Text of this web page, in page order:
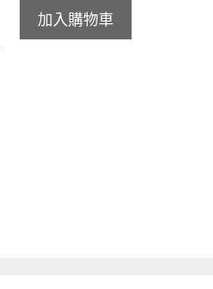
加入購物車